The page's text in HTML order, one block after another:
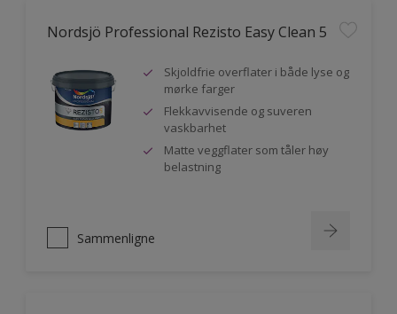
Nordsjö Professional Rezisto Easy Clean 5
Skjoldfrie overflater i både lyse og
mørke farger
Flekkavvisende og suveren
vaskbarhet
Matte veggflater som tåler høy
belastning
Sammenligne